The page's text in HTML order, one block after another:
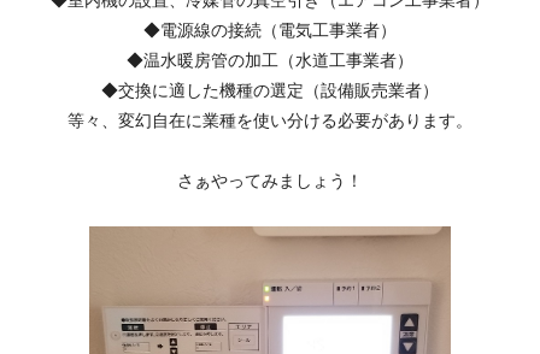
◆電源線の接続（電気工事業者）
◆温水暖房管の加工（水道工事業者）
◆交換に適した機種の選定（設備販売業者）
等々、変幻自在に業種を使い分ける必要があります。
さぁやってみましょう！